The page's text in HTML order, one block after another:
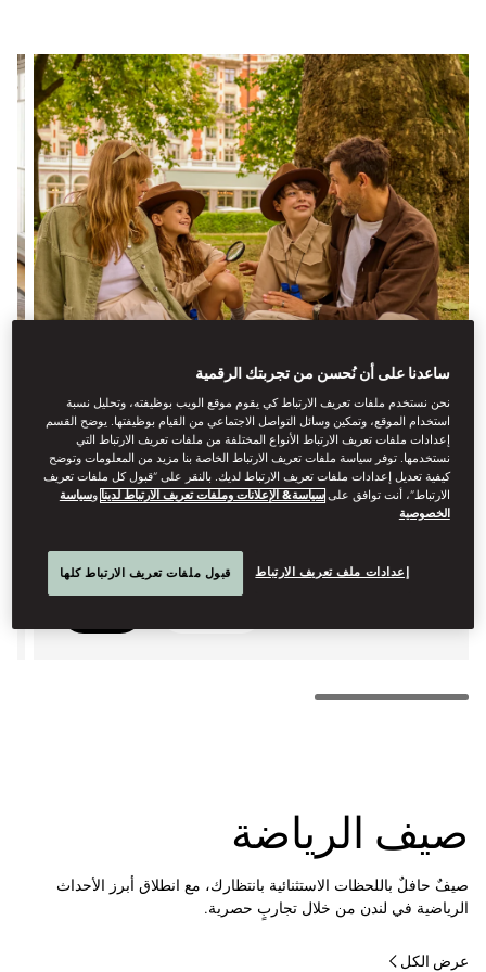
باقة العائلات لدى ماندارين أورينتال
استمتع بخصم يصل إلى 30% على إقامتك مع وجبة فطور يومية
مشمولة، ولمسات مدروسة لضمان إقامة لا تُنسى لكل فرد من
أفراد العائلة.
صيف الرياضة
صيفٌ حافلٌ باللحظات الاستثنائية بانتظارك، مع انطلاق أبرز الأحداث
الرياضية في لندن من خلال تجاربٍ حصرية.
عرض الكل
ساعدنا على أن نُحسن من تجربتك الرقمية
نحن نستخدم ملفات تعريف الارتباط كي يقوم موقع الويب بوظيفته، وتحليل نسبة
استخدام الموقع، وتمكين وسائل التواصل الاجتماعي من القيام بوظيفتها. يوضح القسم
إعدادات ملفات تعريف الارتباط الأنواع المختلفة من ملفات تعريف الارتباط التي
نستخدمها. توفر سياسة ملفات تعريف الارتباط الخاصة بنا مزيد من المعلومات وتوضح
كيفية تعديل إعدادات ملفات تعريف الارتباط لديك. بالنقر على “قبول كل ملفات تعريف
الارتباط”، أنت توافق علىسياسة& الإعلانات وملفات تعريف الارتباط لدينا وسياسة
الخصوصية
إعدادات ملف تعريف الارتباط قبول ملفات تعريف الارتباط كلها